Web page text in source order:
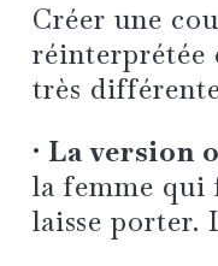
Créer une
réinterprétée
très
• La version
la femme qui
laisse porter.